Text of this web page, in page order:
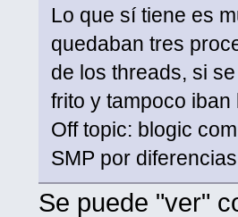
Lo que sí tiene es
quedaban tres
de los threads, si
frito y tampoco
Off topic: blogic
SMP por
Se puede "ver"